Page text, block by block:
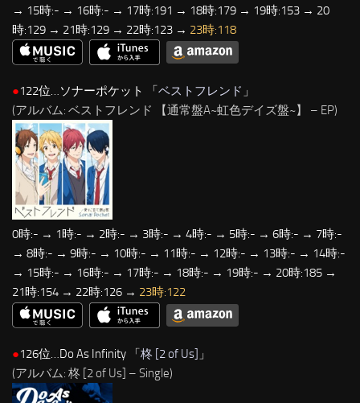
→ 15時:- → 16時:- → 17時:191 → 18時:179 → 19時:153 → 20
時:129 → 21時:129 → 22時:123 → 23時:118
●122位…ソナーポケット 「 ベストフレンド 」
(アルバム: ベストフレンド 【通常盤A~虹色デイズ盤~】 – EP)
0時:- → 1時:- → 2時:- → 3時:- → 4時:- → 5時:- → 6時:- → 7時:-
→ 8時:- → 9時:- → 10時:- → 11時:- → 12時:- → 13時:- → 14時:-
→ 15時:- → 16時:- → 17時:- → 18時:- → 19時:- → 20時:185 →
21時:154 → 22時:126 → 23時:122
●126位…Do As Infinity 「柊 [2 of Us] 」
(アルバム: 柊 [2 of Us] – Single)